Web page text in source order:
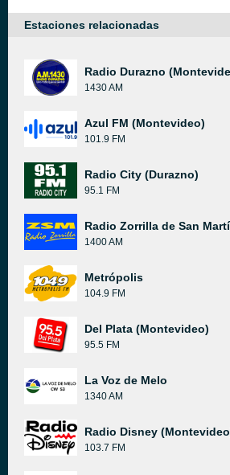
Estaciones relacionadas
Radio Durazno
1430 AM
Azul FM (Montevideo)
101.9 FM
Radio City (Durazno)
95.1 FM
Radio Zorrilla de San
1400 AM
Metrópolis
104.9 FM
Del Plata (Montevideo)
95.5 FM
La Voz de Melo
1340 AM
Radio Disney
103.7 FM